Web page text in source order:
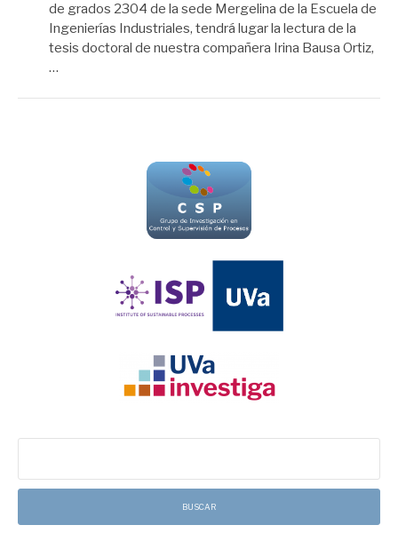
de grados 2304 de la sede Mergelina de la Escuela de
Ingenierías Industriales, tendrá lugar la lectura de la
tesis doctoral de nuestra compañera Irina Bausa Ortiz,
…